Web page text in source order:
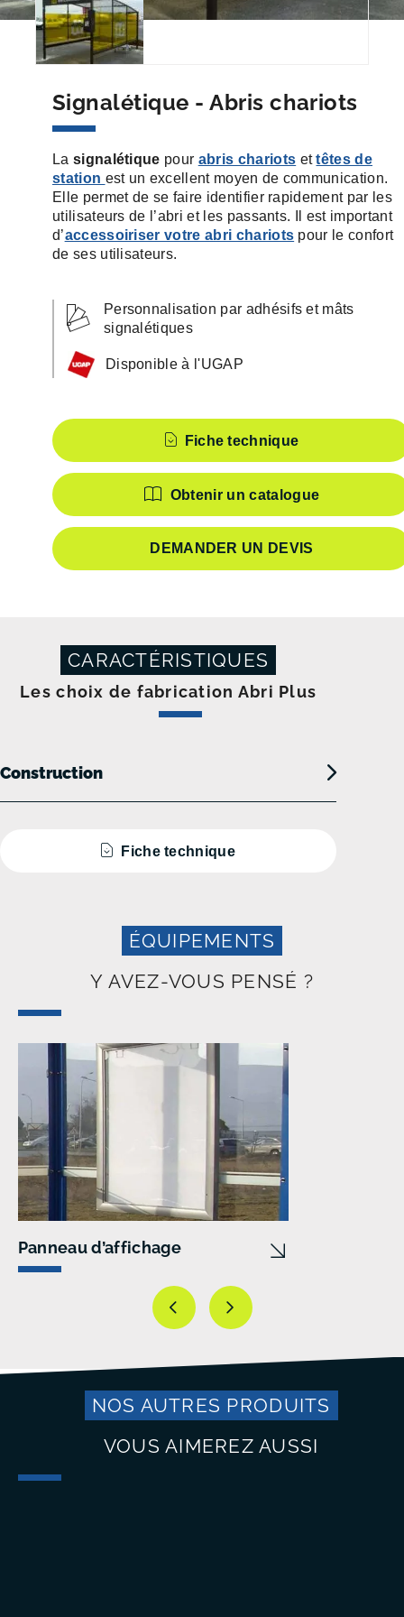
Signalétique - Abris chariots
La signalétique pour abris chariots ettêtes de
station est un excellent moyen de communication.
Elle permet de se faire identifier rapidement par les
utilisateurs de l’abri et les passants. Il est important
d’accessoiriser votre abri chariots pour le confort
de ses utilisateurs.
Personnalisation par adhésifs et mâts
signalétiques
Disponible à l'UGAP
Caractéristiques
Fiche technique
Obtenir un catalogue
DEMANDER UN DEVIS
CARACTÉRISTIQUES
Les choix de fabrication Abri Plus
Construction
Fiche technique
ÉQUIPEMENTS
Y AVEZ-VOUS PENSÉ ?
Panneau d’affichage
NOS AUTRES PRODUITS
VOUS AIMEREZ AUSSI